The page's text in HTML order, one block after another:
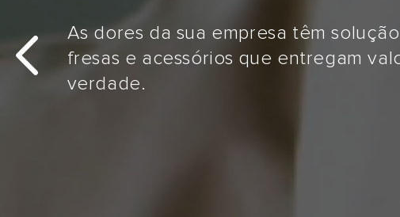
Conheça as nossas soluções em
Diamantadas e acessórios para levar
qualidade e produtividade para o seu